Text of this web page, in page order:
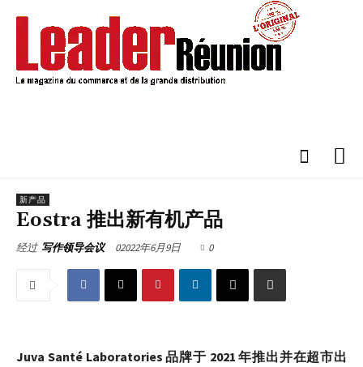
新产品
Eostra 推出新有机产品
经过 写作领导会议 02022年6月9日 0
Juva Santé Laboratories 品牌于 2021 年推出并在超市出